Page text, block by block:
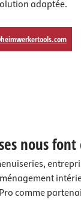
adaptée.
nous
comme